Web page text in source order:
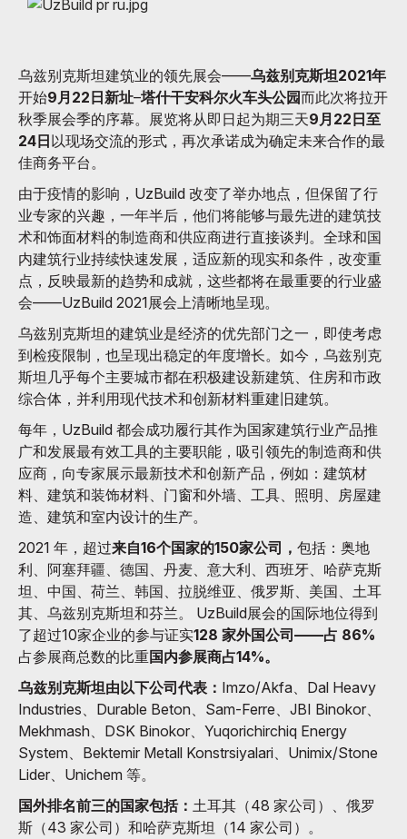
乌兹别克斯坦建筑业的领先展会——乌兹别克斯坦2021年
开始9月22日新址–塔什干安科尔火车头公园而此次将拉开
秋季展会季的序幕。展览将从即日起为期三天9月22日至
24日以现场交流的形式，再次承诺成为确定未来合作的最
佳商务平台。
由于疫情的影响，UzBuild 改变了举办地点，但保留了行
业专家的兴趣，一年半后，他们将能够与最先进的建筑技
术和饰面材料的制造商和供应商进行直接谈判。全球和国
内建筑行业持续快速发展，适应新的现实和条件，改变重
点，反映最新的趋势和成就，这些都将在最重要的行业盛
会——UzBuild 2021展会上清晰地呈现。
乌兹别克斯坦的建筑业是经济的优先部门之一，即使考虑
到检疫限制，也呈现出稳定的年度增长。如今，乌兹别克
斯坦几乎每个主要城市都在积极建设新建筑、住房和市政
综合体，并利用现代技术和创新材料重建旧建筑。
每年，UzBuild 都会成功履行其作为国家建筑行业产品推
广和发展最有效工具的主要职能，吸引领先的制造商和供
应商，向专家展示最新技术和创新产品，例如：建筑材
料、建筑和装饰材料、门窗和外墙、工具、照明、房屋建
造、建筑和室内设计的生产。
2021 年，超过来自16个国家的150家公司， 包括：奥地
利、阿塞拜疆、德国、丹麦、意大利、西班牙、哈萨克斯
坦、中国、荷兰、韩国、拉脱维亚、俄罗斯、美国、土耳
其、乌兹别克斯坦和芬兰。 UzBuild展会的国际地位得到
了超过10家企业的参与证实128 家外国公司——占 86%
占参展商总数的比重国内参展商占14%。
乌兹别克斯坦由以下公司代表： Imzo/Akfa、Dal Heavy
Industries、Durable Beton、Sam-Ferre、JBI Binokor、
Mekhmash、DSK Binokor、Yuqorichirchiq Energy
System、Bektemir Metall Konstrsiyalari、Unimix/Stone
Lider、Unichem 等。
国外排名前三的国家包括： 土耳其（48 家公司）、俄罗
斯（43 家公司）和哈萨克斯坦（14 家公司）。